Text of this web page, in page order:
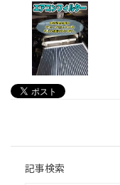
記事検索